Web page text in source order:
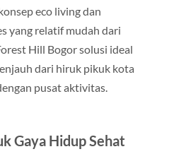
eco living dan
yang relatif mudah dari
Hill Bogor solusi ideal
dari hiruk pikuk kota
pusat aktivitas.
Gaya Hidup Sehat